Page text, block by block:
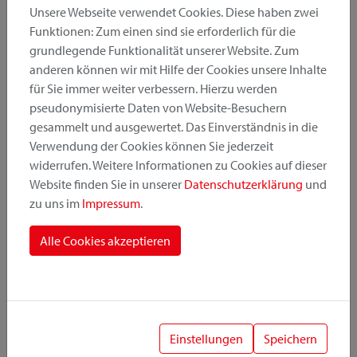
Produktkategorie
Montageposition
Befestigungssystem
Unsere Webseite verwendet Cookies. Diese haben zwei
Funktionen: Zum einen sind sie erforderlich für die
grundlegende Funktionalität unserer Website. Zum
anderen können wir mit Hilfe der Cookies unsere Inhalte
für Sie immer weiter verbessern. Hierzu werden
pseudonymisierte Daten von Website-Besuchern
gesammelt und ausgewertet. Das Einverständnis in die
Verwendung der Cookies können Sie jederzeit
widerrufen. Weitere Informationen zu Cookies auf dieser
Website finden Sie in unserer Datenschutzerklärung und
zu uns im Impressum.
Alle Cookies akzeptieren
Einstellungen Speichern